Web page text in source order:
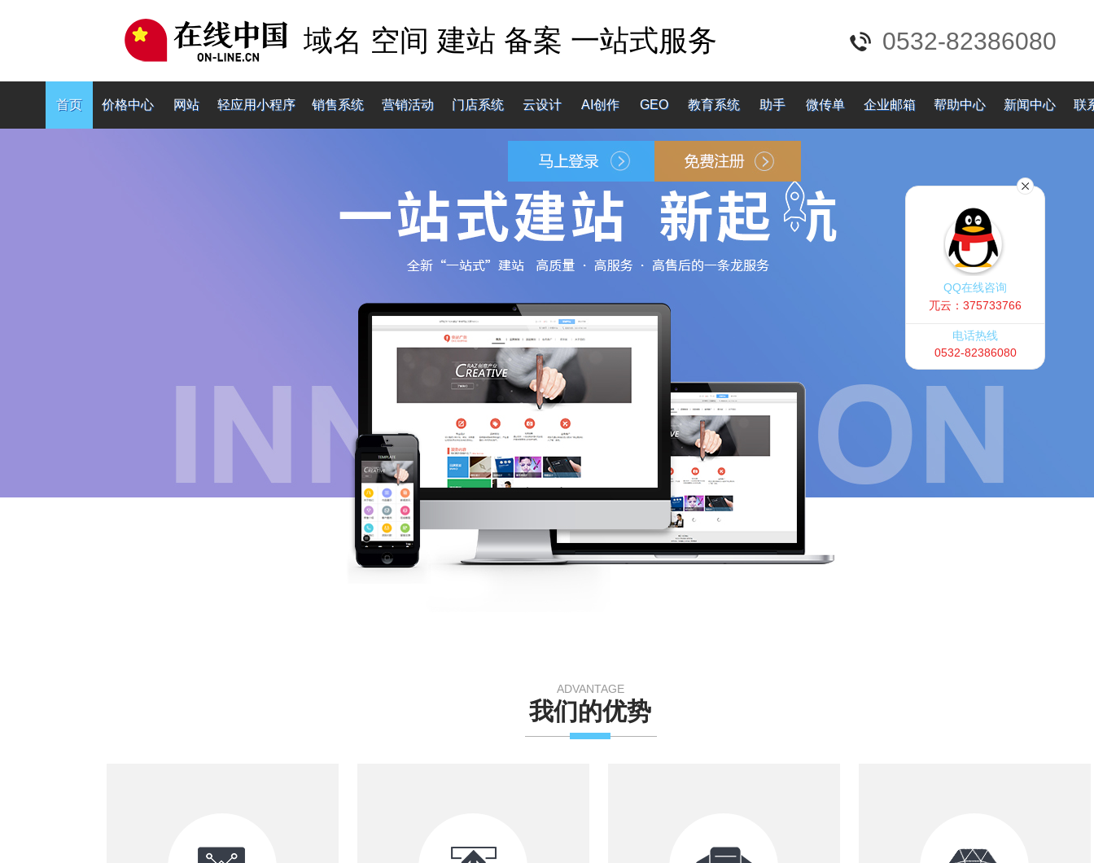
域名 空间 建站 备案 一站式服务 0532-82386080
首页 价格中心 网站 轻应用小程序 销售系统 营销活动 门店系统 云设计 AI创作 GEO 教育系统 助手 微传单 企业邮箱 帮助中心 新闻中心 联
ADVANTAGE
我们的优势
QQ在线咨询
兀云：375733766
电话热线
0532-82386080